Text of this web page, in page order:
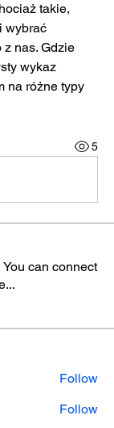
takie,
wybrać
nas. Gdzie
wykaz
na różne typy
5
can connect
...
Follow
Follow